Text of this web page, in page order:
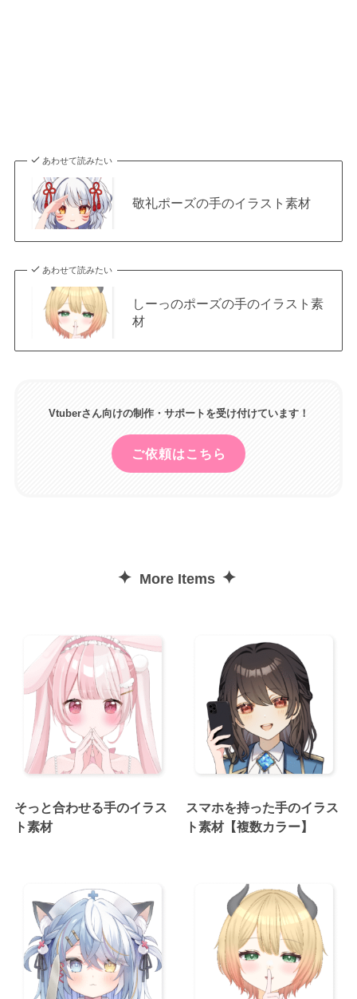
あわせて読みたい
敬礼ポーズの手のイラスト素材
あわせて読みたい
しーっのポーズの手のイラスト素
材
Vtuberさん向けの制作・サポートを受け付けています！
ご依頼はこちら
✦ More Items ✦
そっと合わせる手のイラス
ト素材
スマホを持った手のイラス
ト素材【複数カラー】